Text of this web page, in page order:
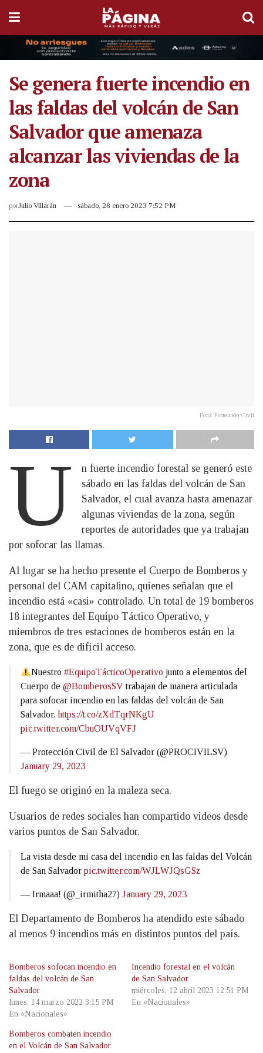
Se genera fuerte incendio en
las faldas del volcán de San
Salvador que amenaza
alcanzar las viviendas de la
zona
porJulio Villarán sábado, 28 enero 2023 7:52 PM
Foto: Protección Civil
U
n fuerte incendio forestal se generó este
sábado en las faldas del volcán de San
Salvador, el cual avanza hasta amenazar
algunas viviendas de la zona, según
reportes de autoridades que ya trabajan
por sofocar las llamas.
Al lugar se ha hecho presente el Cuerpo de Bomberos y
personal del CAM capitalino, quienes señalan que el
incendio está «casi» controlado. Un total de 19 bomberos
18 integrantes del Equipo Táctico Operativo, y
miembros de tres estaciones de bomberos están en la
zona, que es de difícil acceso.
Nuestro#EquipoTácticoOperativo junto a elementos del
Cuerpo de @BomberosSVtrabajan de manera articulada
para sofocar incendio en las faldas del volcán de San
Salvador. https://t.co/zXdTqrNKgU
pic.twitter.com/CbuOUVqVFJ
— Protección Civil de El Salvador (@PROCIVILSV)
January 29, 2023
El fuego se originó en la maleza seca.
Usuarios de redes sociales han compartido videos desde
varios puntos de San Salvador.
La vista desde mi casa del incendio en las faldas del Volcán
de San Salvador pic.twitter.com/WJLWJQsGSz
— Irmaaa! (@_irmitha27) January 29, 2023
El Departamento de Bomberos ha atendido este sábado
al menos 9 incendios más en distintos puntos del país.
Bomberos sofocan incendio en
faldas del volcán de San
Salvador
lunes, 14 marzo 2022 3:15 PM
En «Nacionales»
Incendio forestal en el volcán
de San Salvador
miércoles, 12 abril 2023 12:51 PM
En «Nacionales»
Bomberos combaten incendio
en el Volcán de San Salvador